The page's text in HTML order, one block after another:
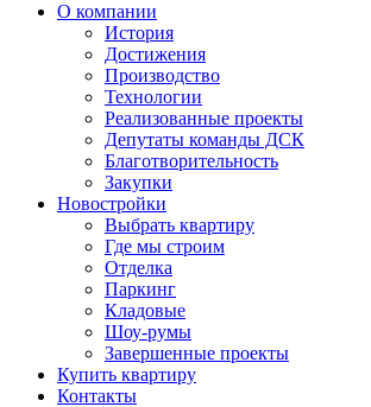
О компании
История
Достижения
Производство
Технологии
Реализованные проекты
Депутаты команды ДСК
Благотворительность
Закупки
Новостройки
Выбрать квартиру
Где мы строим
Отделка
Паркинг
Кладовые
Шоу-румы
Завершенные проекты
Купить квартиру
Контакты